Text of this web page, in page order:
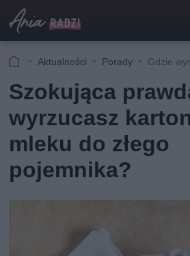
Aktualności Porady Gdzie
Szokująca
wyrzucasz
mleku do złego
pojemnika?